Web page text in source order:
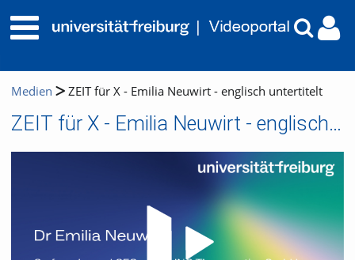
Medien ZEIT für X - Emilia Neuwirt - englisch untertitelt
ZEIT für X - Emilia Neuwirt - englisch untertitelt